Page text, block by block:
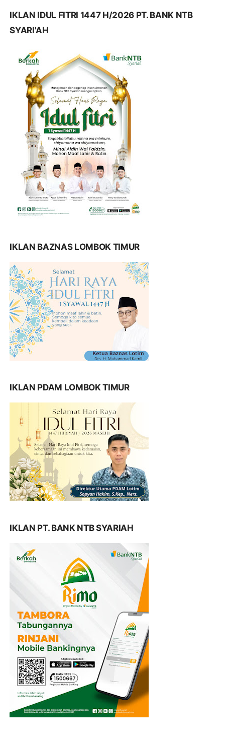
IKLAN IDUL FITRI 1447 H/2026 PT. BANK NTB
SYARI'AH
IKLAN BAZNAS LOMBOK TIMUR
IKLAN PDAM LOMBOK TIMUR
IKLAN PT. BANK NTB SYARIAH